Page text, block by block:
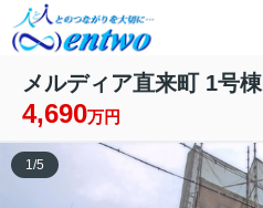
メルディア直来町 1号棟
4,690万円
1/5